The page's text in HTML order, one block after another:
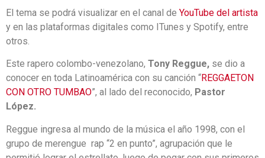
El tema se podrá visualizar en el canal de YouTube del artista
y en las plataformas digitales como ITunes y Spotify, entre
otros.
Este rapero colombo-venezolano, Tony Reggue, se dio a
conocer en toda Latinoamérica con su canción “REGGAETON
CON OTRO TUMBAO”, al lado del reconocido, Pastor
López.
Reggue ingresa al mundo de la música el año 1998, con el
grupo de merengue rap “2 en punto”, agrupación que le